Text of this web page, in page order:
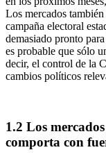
Los mercados
campaña electoral
demasiado pronto
es probable que sólo
decir, el control de la
cambios políticos
1.2 Los
comporta con